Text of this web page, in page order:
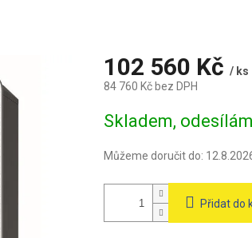
102 560 Kč / ks
84 760 Kč bez DPH
cena:
Skladem,
Můžeme doručit do:
Přidat do